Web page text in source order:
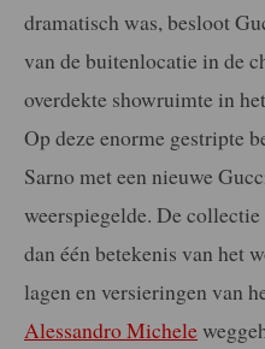
dramatisch was, besloot
van de buitenlocatie in de
overdekte showruimte in
Op deze enorme gestripte
Sarno met een nieuwe
weerspiegelde. De
dan één betekenis van het
lagen en versieringen van
Alessandro Michele